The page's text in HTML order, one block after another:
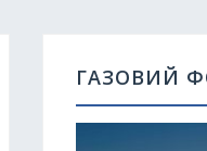
ГАЗОВИЙ